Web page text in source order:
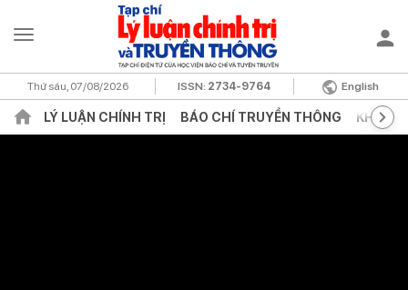
Thứ sáu, 07/08/2026 ISSN: 2734-9764 English
LÝ LUẬN CHÍNH TRỊ BÁO CHÍ TRUYỀN THÔNG KHOA